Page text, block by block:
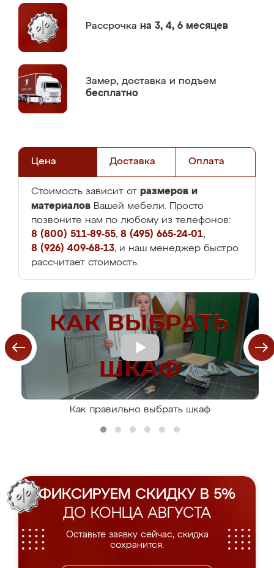
Рассрочка на 3, 4, 6 месяцев
Замер, доставка и подъем
бесплатно
Цена Доставка Оплата
Стоимость зависит от размеров и
материалов Вашей мебели. Просто
позвоните нам по любому из телефонов:
8 (800) 511-89-55, 8 (495) 665-24-01,
8 (926) 409-68-13, и наш менеджер быстро
рассчитает стоимость.
Как правильно выбрать шкаф
ФИКСИРУЕМ СКИДКУ В 5%
ДО КОНЦА АВГУСТА
Оставьте заявку сейчас, скидка
сохранится.